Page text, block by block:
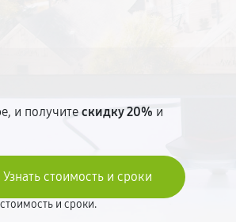
и получитескидку 20% и
и сроки.